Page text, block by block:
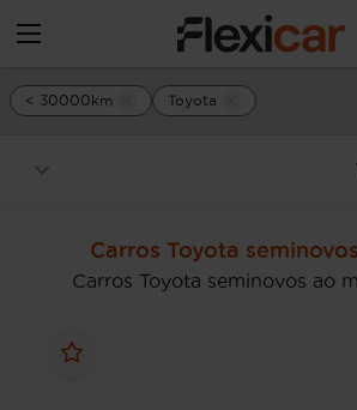
< 30000km Toyota
Carros Toyota
Carros Toyota seminovos ao